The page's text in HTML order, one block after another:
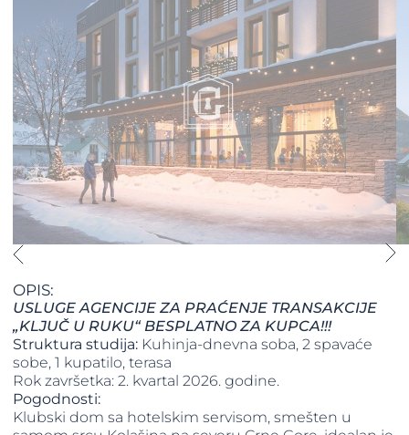
OPIS:
USLUGE AGENCIJE ZA PRAĆENJE TRANSAKCIJE
„KLJUČ U RUKU“ BESPLATNO ZA KUPCA!!!
Struktura studija: Kuhinja-dnevna soba, 2 spavaće
sobe, 1 kupatilo, terasa
Rok završetka: 2. kvartal 2026. godine.
Pogodnosti:
Klubski dom sa hotelskim servisom, smešten u